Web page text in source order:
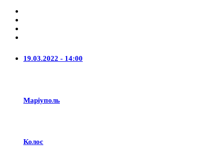
19.03.2022 - 14:00
Маріуполь
Колос